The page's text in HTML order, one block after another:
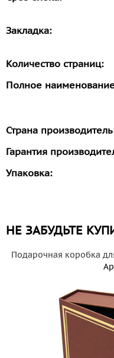
Закладка:
Количество страниц:
Полное
Страна
Гарантия
Упаковка:
НЕ ЗАБУДЬТЕ
Подарочная коробка